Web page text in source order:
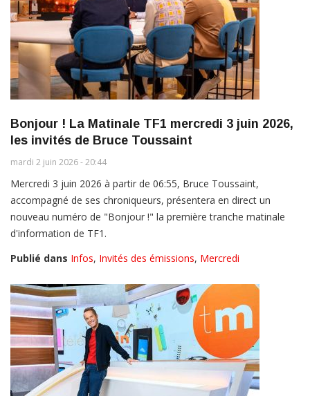
Bonjour ! La Matinale TF1 mercredi 3 juin 2026,
les invités de Bruce Toussaint
mardi 2 juin 2026 - 20:44
Mercredi 3 juin 2026 à partir de 06:55, Bruce Toussaint,
accompagné de ses chroniqueurs, présentera en direct un
nouveau numéro de "Bonjour !" la première tranche matinale
d'information de TF1.
Publié dans Infos, Invités des émissions, Mercredi